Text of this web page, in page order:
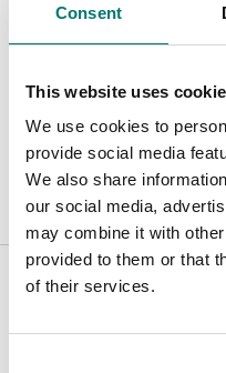
Consent
This website uses
We use cookies to
provide social media
We also share
our social media,
may combine it with
provided to them or that
of their services.
Dokument
Datasheet PGE V1.pdf
Är tillbehör till